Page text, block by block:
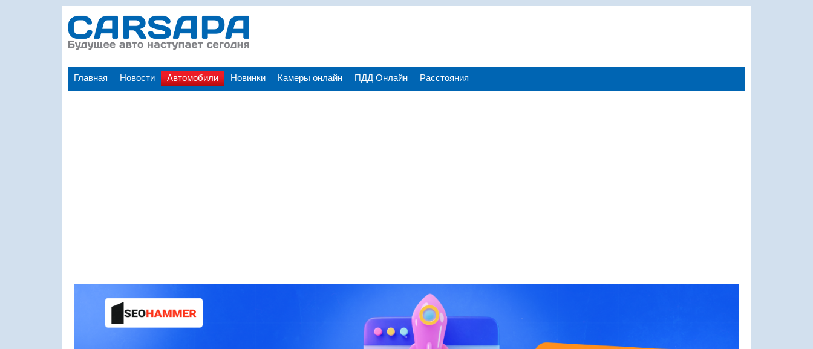
Главная Новости Автомобили Новинки Камеры онлайн ПДД Онлайн Расстояния